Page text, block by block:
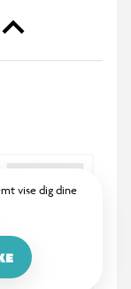
dine varer med
købt i butik